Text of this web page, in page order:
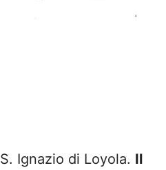
S. Ignazio di Loyola. Il